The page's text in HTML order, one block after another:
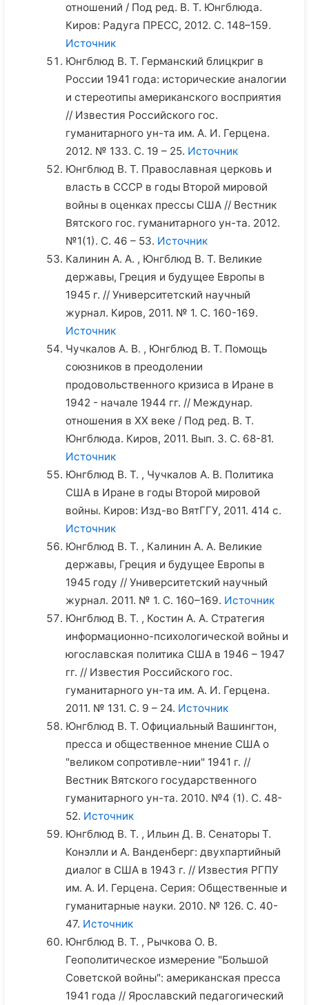
отношений / Под ред. В. Т. Юнгблюда.
Киров: Радуга ПРЕСС, 2012. С. 148–159.
Источник
Юнгблюд В. Т. Германский блицкриг в
России 1941 года: исторические аналогии
и стереотипы американского восприятия
// Известия Российского гос.
гуманитарного ун-та им. А. И. Герцена.
2012. № 133. С. 19 – 25. Источник
Юнгблюд В. Т. Православная церковь и
власть в СССР в годы Второй мировой
войны в оценках прессы США // Вестник
Вятского гос. гуманитарного ун-та. 2012.
№1(1). С. 46 – 53. Источник
Калинин А. А. , Юнгблюд В. Т. Великие
державы, Греция и будущее Европы в
1945 г. // Университетский научный
журнал. Киров, 2011. № 1. С. 160-169.
Источник
Чучкалов А. В. , Юнгблюд В. Т. Помощь
союзников в преодолении
продовольственного кризиса в Иране в
1942 - начале 1944 гг. // Междунар.
отношения в XX веке / Под ред. В. Т.
Юнгблюда. Киров, 2011. Вып. 3. С. 68-81.
Источник
Юнгблюд В. Т. , Чучкалов А. В. Политика
США в Иране в годы Второй мировой
войны. Киров: Изд-во ВятГГУ, 2011. 414 с.
Источник
Юнгблюд В. Т. , Калинин А. А. Великие
державы, Греция и будущее Европы в
1945 году // Университетский научный
журнал. 2011. № 1. С. 160–169. Источник
Юнгблюд В. Т. , Костин А. А. Стратегия
информационно-психологической войны и
югославская политика США в 1946 – 1947
гг. // Известия Российского гос.
гуманитарного ун-та им. А. И. Герцена.
2011. № 131. С. 9 – 24. Источник
Юнгблюд В. Т. Официальный Вашингтон,
пресса и общественное мнение США о
"великом сопротивле-нии" 1941 г. //
Вестник Вятского государственного
гуманитарного ун-та. 2010. №4 (1). С. 48-
52. Источник
Юнгблюд В. Т. , Ильин Д. В. Сенаторы Т.
Конэлли и А. Ванденберг: двухпартийный
диалог в США в 1943 г. // Известия РГПУ
им. А. И. Герцена. Серия: Общественные и
гуманитарные науки. 2010. № 126. С. 40-
47. Источник
Юнгблюд В. Т. , Рычкова О. В.
Геополитическое измерение "Большой
Советской войны": американская пресса
1941 года // Ярославский педагогический